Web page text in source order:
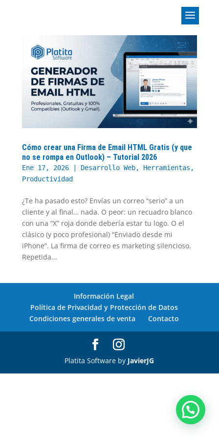
Cómo crear una Firma de Email HTML Gratis (y que
no se rompa en Outlook) – Tutorial 2026
Ene 17, 2026| Desarrollo Web, Herramientas ,
Productividad
¿Te ha pasado esto? Envías un correo “serio” a un
cliente y al final… nada. O peor: un recuadro blanco
con una “X” roja donde debería estar tu logo. O el
clásico (y poco profesional) “Enviado desde mi
iPhone”. La firma de correo es marketing silencioso.
Repetida...
Información Legal
Política de Privacidad y Protección de Datos
Condiciones generales de venta
Contacto
Platita Software by JavierJG